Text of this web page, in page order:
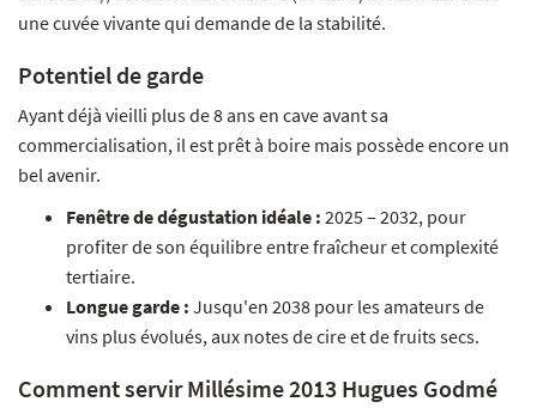
une cuvée vivante qui demande de la stabilité.
Potentiel de garde
Ayant déjà vieilli plus de 8 ans en cave avant sa
commercialisation, il est prêt à boire mais possède encore un
bel avenir.
Fenêtre de dégustation idéale : 2025 – 2032, pour
profiter de son équilibre entre fraîcheur et complexité
tertiaire.
Longue garde : Jusqu'en 2038 pour les amateurs de
vins plus évolués, aux notes de cire et de fruits secs.
Comment servir Millésime 2013 Hugues Godmé